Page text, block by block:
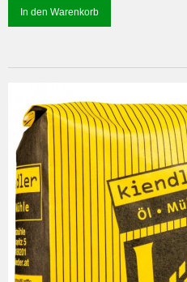
In den Warenkorb